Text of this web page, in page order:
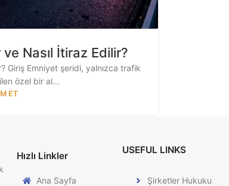
Nasıl İtiraz Edilir?
Giriş Emniyet şeridi, yalnızca trafik
özel bir al...
ET
Hızlı Linkler
Ana Sayfa
USEFUL LINKS
Şirketler Hukuku